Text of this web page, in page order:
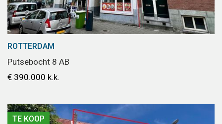
ROTTERDAM
Putsebocht 8 AB
€ 390.000 k.k.
TE KOOP